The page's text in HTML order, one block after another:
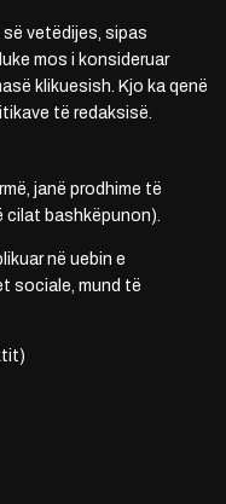
së vetëdijes, sipas
mos i konsideruar
klikuesish. Kjo ka qenë
të redaksisë.
janë prodhime të
cilat bashkëpunon).
në uebin e
sociale, mund të